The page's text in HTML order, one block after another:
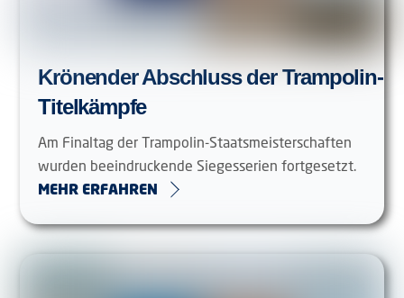
Krönender Abschluss der Trampolin-
Titelkämpfe
Am Finaltag der Trampolin-Staatsmeisterschaften
wurden beeindruckende Siegesserien fortgesetzt.
MEHR ERFAHREN